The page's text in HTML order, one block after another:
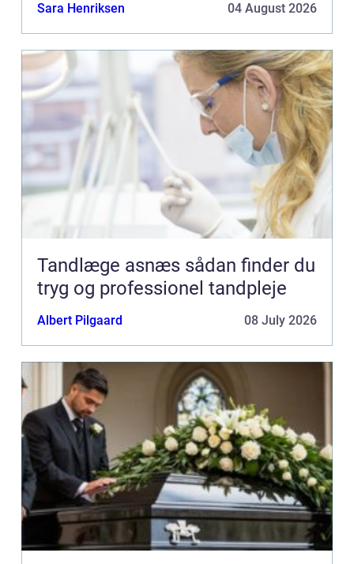
Sara Henriksen 04 August 2026
Tandlæge asnæs sådan finder du
tryg og professionel tandpleje
Albert Pilgaard 08 July 2026